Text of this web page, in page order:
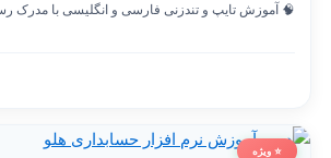
🧠 آموزش تایپ و تندزنی فارسی و انگلیسی با مدرک
⭐ ویژه